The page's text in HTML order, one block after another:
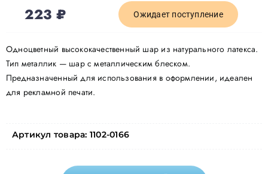
Отзывы
Контакты
Политика конфиденциальности
223 ₽ Ожидает поступление
Одноцветный высококачественный шар из натурального латекса.
Тип металлик — шар с металлическим блеском.
Предназначенный для использования в оформлении, идеален
для рекламной печати.
Артикул товара: 1102-0166